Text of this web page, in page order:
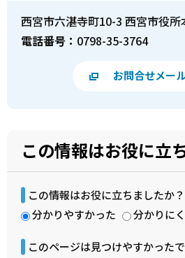
西宮市六湛寺町10-3 西宮市役所
電話番号： 0798-35-3764
お問合せメー
この情報はお役に立
この情報はお役に立ちましたか？
分かりやすかった
分かりに
このページは見つけやすかった